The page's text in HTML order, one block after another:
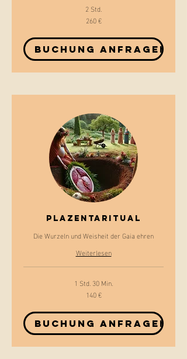
2 Std.
260 €
Buchung anfragen
Plazentaritual
Die Wurzeln und Weisheit der Gaia ehren
Weiterlesen
1 Std. 30 Min.
140 €
Buchung anfragen